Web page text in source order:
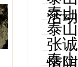
活动
泰
泰
张
情
泰